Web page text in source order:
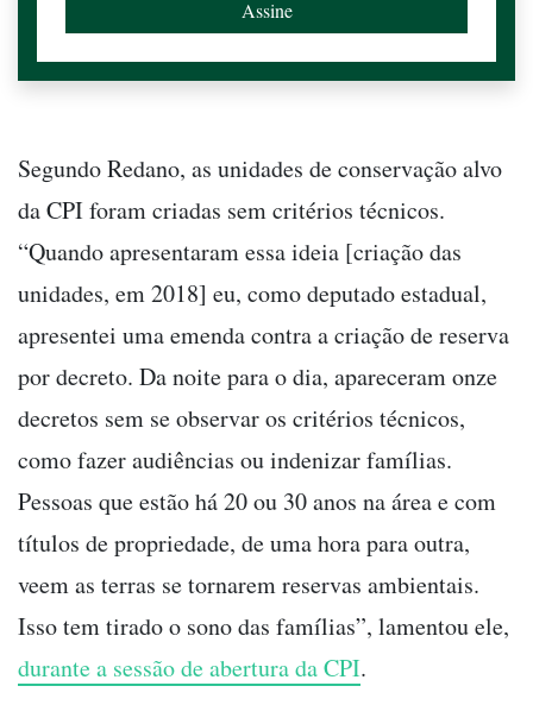
Segundo Redano, as unidades de conservação alvo
da CPI foram criadas sem critérios técnicos.
“Quando apresentaram essa ideia [criação das
unidades, em 2018] eu, como deputado estadual,
apresentei uma emenda contra a criação de reserva
por decreto. Da noite para o dia, apareceram onze
decretos sem se observar os critérios técnicos,
como fazer audiências ou indenizar famílias.
Pessoas que estão há 20 ou 30 anos na área e com
títulos de propriedade, de uma hora para outra,
veem as terras se tornarem reservas ambientais.
Isso tem tirado o sono das famílias”, lamentou ele,
durante a sessão de abertura da CPI.